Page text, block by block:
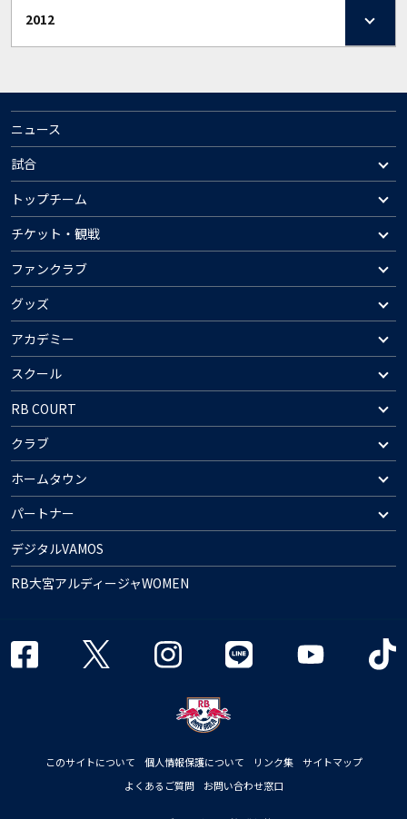
2012
ニュース
試合
トップチーム
チケット・観戦
ファンクラブ
グッズ
アカデミー
スクール
RB COURT
クラブ
ホームタウン
パートナー
デジタルVAMOS
RB大宮アルディージャWOMEN
このサイトについて 個人情報保護について リンク集
サイトマップ
よくあるご質問
お問い合わせ窓口